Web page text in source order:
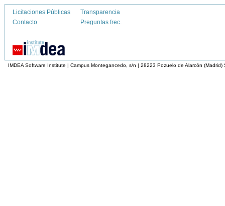
Licitaciones Públicas
Contacto
Transparencia
Preguntas frec.
IMDEA Software Institute | Campus Montegancedo, s/n | 28223 Pozuelo de Alarcón (Madrid)